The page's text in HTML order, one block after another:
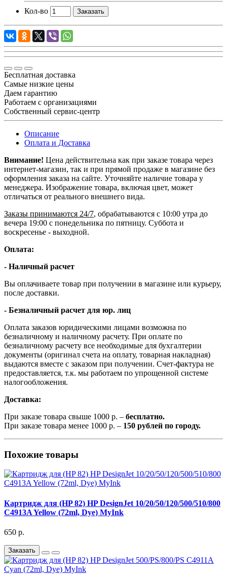
Кол-во Заказать
Бесплатная доставка
Самые низкие цены
Даем гарантию
Работаем с организациями
Собственный сервис-центр
Описание
Оплата и Доставка
Внимание! Цена действительна как при заказе товара через
интернет-магазин, так и при прямой продаже в магазине без
оформления заказа на сайте. Уточняйте наличие товара у
менеджера. Изображение товара, включая цвет, может
отличаться от реального внешнего вида.
Заказы принимаются 24/7, обрабатываются с 10:00 утра до
вечера 19:00 с понедельника по пятницу. Суббота и
воскресенье - выходной.
Оплата:
- Наличный расчет
Вы оплачиваете товар при получении в магазине или курьеру,
после доставки.
- Безналичный расчет для юр. лиц
Оплата заказов юридическими лицами возможна по
безналичному и наличному расчету. При оплате по
безналичному расчету все необходимые для бухгалтерии
документы (оригинал счета на оплату, товарная накладная)
выдаются вместе с заказом при получении. Счет-фактура не
предоставляется, т.к. мы работаем по упрощенной системе
налогообложения.
Доставка:
При заказе товара свыше 1000 р. – бесплатно.
При заказе товара менее 1000 р. – 150 рублей по городу.
Похожие товары
Картридж для (HP 82) HP DesignJet 10/20/50/120/500/510/800
C4913A Yellow (72ml, Dye) MyInk
650 р.
Заказать